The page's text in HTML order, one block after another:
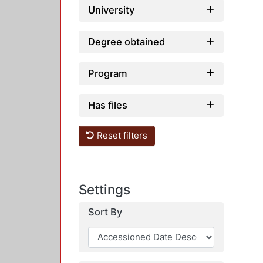
University
Degree obtained
Program
Has files
Reset filters
Settings
Sort By